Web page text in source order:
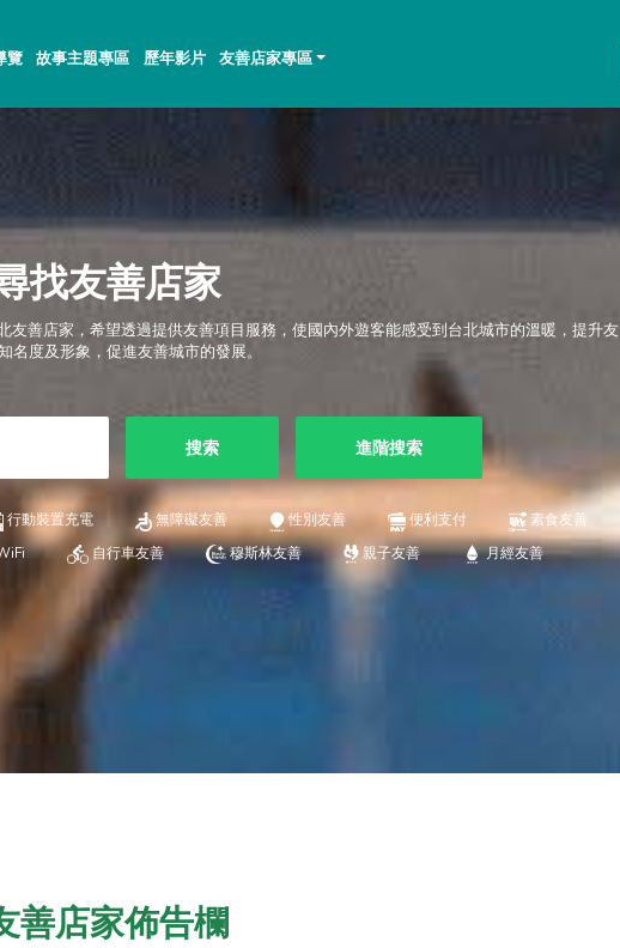
覽 故事主題專區 歷年影片 友善店家專區
找友善店家
善店家，希望透過提供友善項目服務，使國內外遊客能感受到台北城市的溫暖，提升友
名度及形象，促進友善城市的發展。
搜索 進階搜索
行動裝置充電 無障礙友善 性別友善 便利支付
素食友善
自行車友善 穆斯林友善 親子友善 月經友善
善店家佈告欄